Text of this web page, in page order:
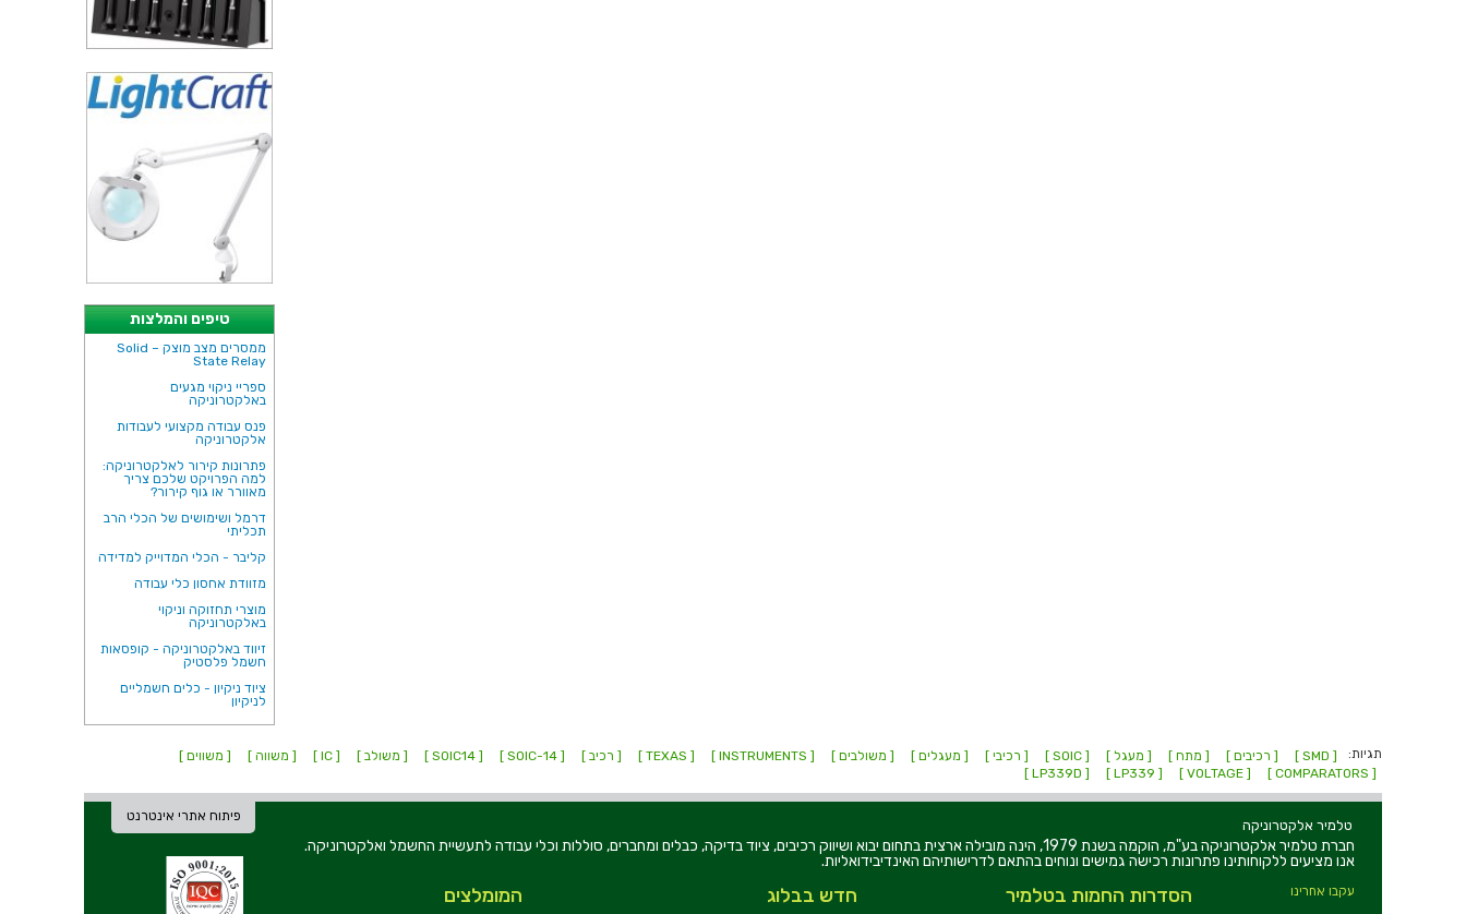
טיפים והמלצות
ממסרים מצב מוצק – Solid
State Relay
ספריי ניקוי מגעים
באלקטרוניקה
פנס עבודה מקצועי לעבודות
אלקטרוניקה
פתרונות קירור לאלקטרוניקה:
למה הפרויקט שלכם צריך
מאוורר או גוף קירור?
דרמל ושימושים של הכלי הרב
תכליתי
קליבר - הכלי המדוייק למדידה
מזוודת אחסון כלי עבודה
מוצרי תחזוקה וניקוי
באלקטרוניקה
זיווד באלקטרוניקה - קופסאות
חשמל פלסטיק
ציוד ניקיון - כלים חשמליים
לניקיון
תגיות: [ SMD ] [ רכיבים ] [ מתח ] [ מעגל ] [ SOIC ] [ רכיבי ] [ מעגלים ] [ משולבים ] [ INSTRUMENTS ]
[ TEXAS ] [ רכיב ] [ SOIC-14 ]
[ SOIC14 ] [ משולב ] [ IC ] [ משווה ]
[ משווים ]
[ COMPARATORS ]
[ VOLTAGE ]
[ LP339 ]
[ LP339D ]
פיתוח אתרי אינטרנט
טלמיר אלקטרוניקה
חברת טלמיר אלקטרוניקה בע"מ, הוקמה בשנת 1979, הינה מובילה ארצית בתחום יבוא ושיווק רכיבים, ציוד בדיקה, כבלים ומחברים, סוללות וכלי עבודה לתעשיית החשמל ואלקטרוניקה.
אנו מציעים ללקוחותינו פתרונות רכישה גמישים ונוחים בהתאם לדרישותיהם האינדיבידואליות.
עקבו אחרינו המומלצים חדש בבלוג הסדרות החמות בטלמיר